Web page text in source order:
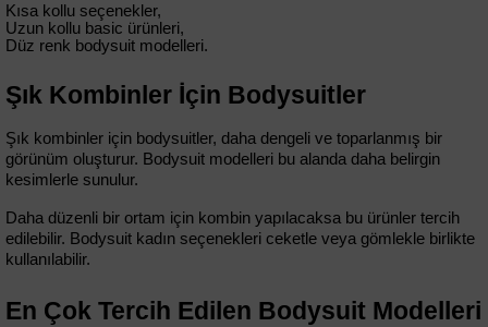
Kısa kollu seçenekler,
Uzun kollu basic ürünleri,
Düz renk bodysuit modelleri.
Şık Kombinler İçin Bodysuitler
Şık kombinler için bodysuitler, daha dengeli ve toparlanmış bir
görünüm oluşturur. Bodysuit modelleri bu alanda daha belirgin
kesimlerle sunulur.
Daha düzenli bir ortam için kombin yapılacaksa bu ürünler tercih
edilebilir. Bodysuit kadın seçenekleri ceketle veya gömlekle birlikte
kullanılabilir.
En Çok Tercih Edilen Bodysuit Modelleri